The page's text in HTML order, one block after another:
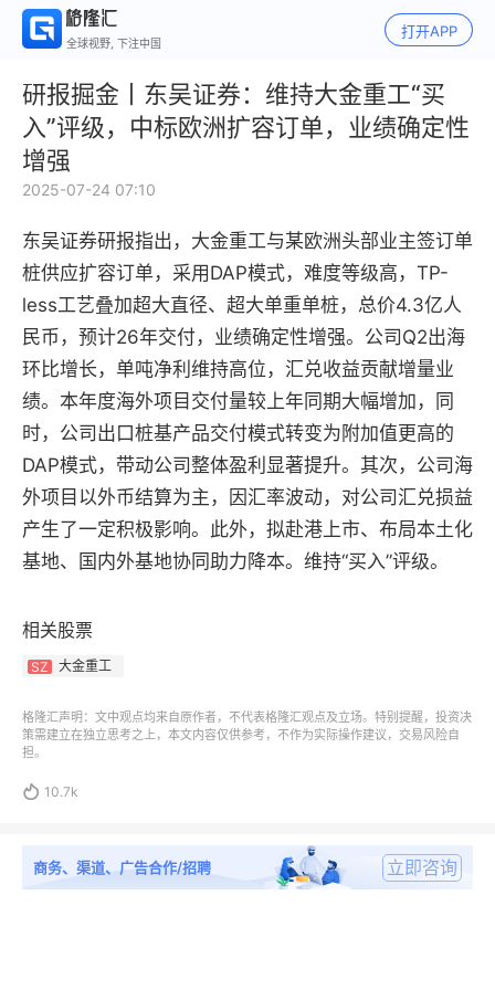
全球视野, 下注中国
打开APP
研报掘金丨东吴证券：维持大金重工“买
入”评级，中标欧洲扩容订单，业绩确定性
增强
2025-07-24 07:10
东吴证券研报指出，大金重工与某欧洲头部业主签订单
桩供应扩容订单，采用DAP模式，难度等级高，TP-
less工艺叠加超大直径、超大单重单桩，总价4.3亿人
民币，预计26年交付，业绩确定性增强。公司Q2出海
环比增长，单吨净利维持高位，汇兑收益贡献增量业
绩。本年度海外项目交付量较上年同期大幅增加，同
时，公司出口桩基产品交付模式转变为附加值更高的
DAP模式，带动公司整体盈利显著提升。其次，公司海
外项目以外币结算为主，因汇率波动，对公司汇兑损益
产生了一定积极影响。此外，拟赴港上市、布局本土化
基地、国内外基地协同助力降本。维持“买入”评级。
相关股票
SZ 大金重工
格隆汇声明：文中观点均来自原作者，不代表格隆汇观点及立场。特别提醒，投资决
策需建立在独立思考之上，本文内容仅供参考，不作为实际操作建议，交易风险自
担。
 10.7k
商务、渠道、广告合作/招聘 立即咨询